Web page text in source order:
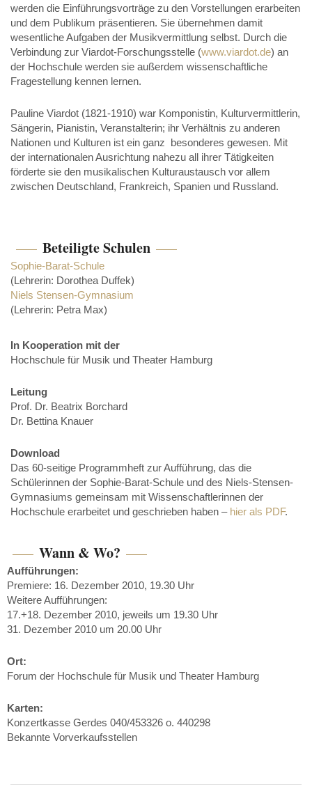
werden die Einführungsvorträge zu den Vorstellungen erarbeiten
und dem Publikum präsentieren. Sie übernehmen damit
wesentliche Aufgaben der Musikvermittlung selbst. Durch die
Verbindung zur Viardot-Forschungsstelle (www.viardot.de) an
der Hochschule werden sie außerdem wissenschaftliche
Fragestellung kennen lernen.
Pauline Viardot (1821-1910) war Komponistin, Kulturvermittlerin,
Sängerin, Pianistin, Veranstalterin; ihr Verhältnis zu anderen
Nationen und Kulturen ist ein ganz besonderes gewesen. Mit
der internationalen Ausrichtung nahezu all ihrer Tätigkeiten
förderte sie den musikalischen Kulturaustausch vor allem
zwischen Deutschland, Frankreich, Spanien und Russland.
Beteiligte Schulen
Sophie-Barat-Schule
(Lehrerin: Dorothea Duffek)
Niels Stensen-Gymnasium
(Lehrerin: Petra Max)
In Kooperation mit der
Hochschule für Musik und Theater Hamburg
Leitung
Prof. Dr. Beatrix Borchard
Dr. Bettina Knauer
Download
Das 60-seitige Programmheft zur Aufführung, das die
Schülerinnen der Sophie-Barat-Schule und des Niels-Stensen-
Gymnasiums gemeinsam mit Wissenschaftlerinnen der
Hochschule erarbeitet und geschrieben haben – hier als PDF.
Wann & Wo?
Aufführungen:
Premiere: 16. Dezember 2010, 19.30 Uhr
Weitere Aufführungen:
17.+18. Dezember 2010, jeweils um 19.30 Uhr
31. Dezember 2010 um 20.00 Uhr
Ort:
Forum der Hochschule für Musik und Theater Hamburg
Karten:
Konzertkasse Gerdes 040/453326 o. 440298
Bekannte Vorverkaufsstellen